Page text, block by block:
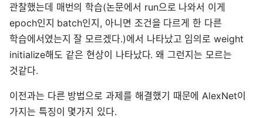
관찰했는데 매번의 학습(논문에서 run으로 나와서 이게
epoch인지 batch인지, 아니면 조건을 다르게 한 다른
학습에서였는지 잘 모르겠다.)에서 나타났고 임의로 weight
initialize해도 같은 현상이 나타났다. 왜 그런지는 모르는
것같다.
이전과는 다른 방법으로 과제를 해결했기 때문에 AlexNet이
가지는 특징이 몇가지 있다.